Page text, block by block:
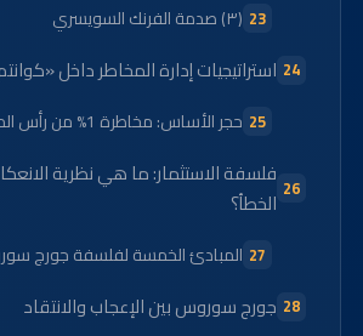
(٣) صدمة الفرنك السويسري
استراتيجيات إدارة المخاطر داخل
حجر الأساس: مخاطرة 1% من رأس المال لكل فكرة
فلسفة الاستثمار: ما هي نظرية
الخطأ؟
المبادئ الخمسة لفلسفة جورج
جورج سوروس بين الإعجاب والانتقاد